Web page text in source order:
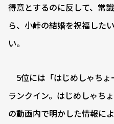
得意とするのに反して、常
ら、小峠の結婚を祝福した
い。
5位には「はじめしゃち
ランクイン。はじめしゃち
の動画内で明かした情報に